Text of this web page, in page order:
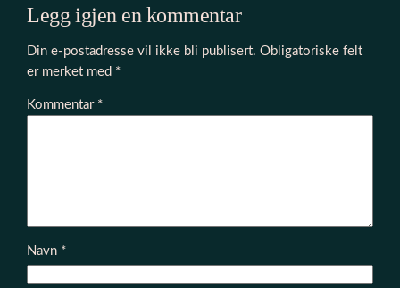
Legg igjen en kommentar
Din e-postadresse vil ikke bli publisert. Obligatoriske felt
er merket med *
Kommentar *
Navn *